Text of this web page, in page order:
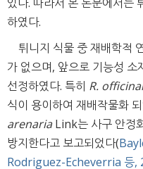
하였다.
튀니지 식물 중 재배학적
가 없으며, 앞으로 기능성
선정하였다. 특히 R.
식이 용이하여 재배작물화
arenariaLink는 사구 안정
방지한다고 보고되었다(
Rodriguez-Echeverria 등,